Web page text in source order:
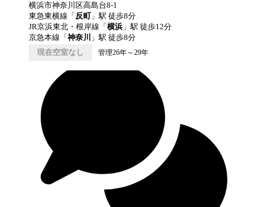
横浜市神奈川区高島台8-1
東急東横線 「 反町」駅 徒歩8分
JR京浜東北・根岸線 「 横浜 」駅 徒歩12分
京急本線 「 神奈川 」駅 徒歩8分
現在空室なし
管理26年～29年